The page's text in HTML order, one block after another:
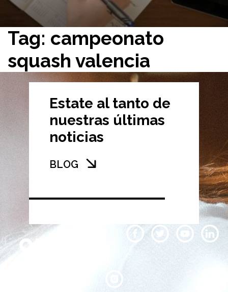
Tag: campeonato
squash valencia
Estate al tanto de
nuestras últimas
noticias
BLOG